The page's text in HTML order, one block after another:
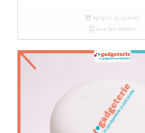
Ajouter au panier
Voir les détails